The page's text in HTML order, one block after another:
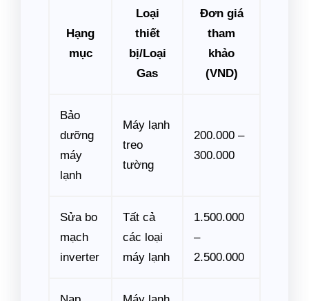
Hạng
mục
Loại
thiết
bị/Loại
Gas
Đơn giá
tham
khảo
(VND)
Bảo
dưỡng
máy
lạnh
Máy lạnh
treo
tường
200.000 –
300.000
Sửa bo
mạch
inverter
Tất cả
các loại
máy lạnh
1.500.000
–
2.500.000